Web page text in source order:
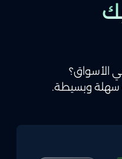
الأسواق؟
سهلة وبسيطة.